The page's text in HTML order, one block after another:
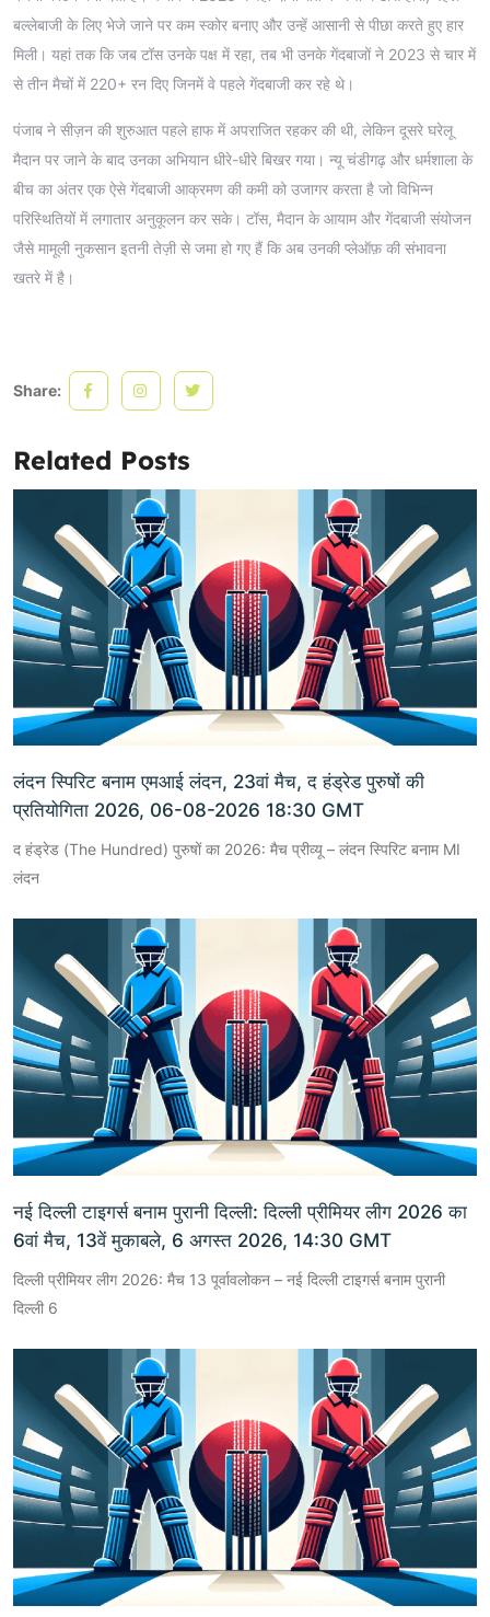
बल्लेबाजी के लिए भेजे जाने पर कम स्कोर बनाए और उन्हें आसानी से पीछा करते हुए हार
मिली। यहां तक कि जब टॉस उनके पक्ष में रहा, तब भी उनके गेंदबाजों ने 2023 से चार में
से तीन मैचों में 220+ रन दिए जिनमें वे पहले गेंदबाजी कर रहे थे।
पंजाब ने सीज़न की शुरुआत पहले हाफ में अपराजित रहकर की थी, लेकिन दूसरे घरेलू
मैदान पर जाने के बाद उनका अभियान धीरे-धीरे बिखर गया। न्यू चंडीगढ़ और धर्मशाला के
बीच का अंतर एक ऐसे गेंदबाजी आक्रमण की कमी को उजागर करता है जो विभिन्न
परिस्थितियों में लगातार अनुकूलन कर सके। टॉस, मैदान के आयाम और गेंदबाजी संयोजन
जैसे मामूली नुकसान इतनी तेज़ी से जमा हो गए हैं कि अब उनकी प्लेऑफ़ की संभावना
खतरे में है।
Share:
Related Posts
लंदन स्पिरिट बनाम एमआई लंदन, 23वां मैच, द हंड्रेड पुरुषों की
प्रतियोगिता 2026, 06-08-2026 18:30 GMT
द हंड्रेड (The Hundred) पुरुषों का 2026: मैच प्रीव्यू – लंदन स्पिरिट बनाम MI
लंदन
नई दिल्ली टाइगर्स बनाम पुरानी दिल्ली: दिल्ली प्रीमियर लीग 2026 का
6वां मैच, 13वें मुकाबले, 6 अगस्त 2026, 14:30 GMT
दिल्ली प्रीमियर लीग 2026: मैच 13 पूर्वावलोकन – नई दिल्ली टाइगर्स बनाम पुरानी
दिल्ली 6